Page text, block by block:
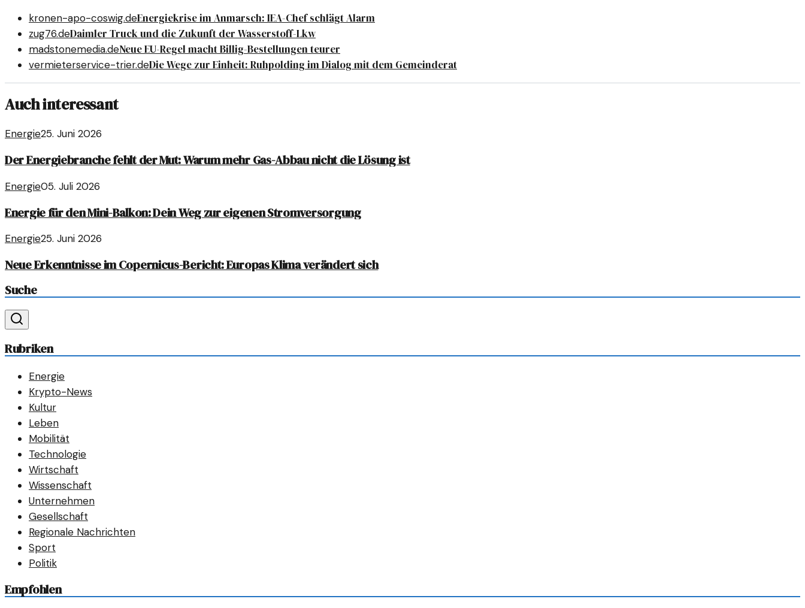
kronen-apo-coswig.deEnergiekrise im Anmarsch: IEA-Chef schlägt Alarm
zug76.deDaimler Truck und die Zukunft der Wasserstoff-Lkw
madstonemedia.deNeue EU-Regel macht Billig-Bestellungen teurer
vermieterservice-trier.deDie Wege zur Einheit: Ruhpolding im Dialog mit dem Gemeinderat
Auch interessant
Energie25. Juni 2026
Der Energiebranche fehlt der Mut: Warum mehr Gas-Abbau nicht die Lösung ist
Energie05. Juli 2026
Energie für den Mini-Balkon: Dein Weg zur eigenen Stromversorgung
Energie25. Juni 2026
Neue Erkenntnisse im Copernicus-Bericht: Europas Klima verändert sich
Suche
Rubriken
Energie
Krypto-News
Kultur
Leben
Mobilität
Technologie
Wirtschaft
Wissenschaft
Unternehmen
Gesellschaft
Regionale Nachrichten
Sport
Politik
Empfohlen